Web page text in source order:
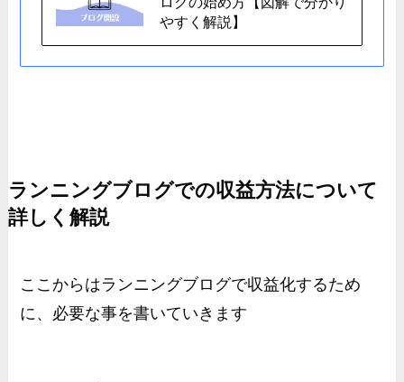
やすく解説】
ランニングブログでの収益方法について
詳しく解説
ここからはランニングブログで収益化するため
に、必要な事を書いていきます